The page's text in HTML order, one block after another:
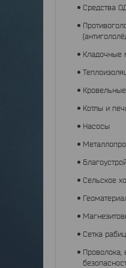
Средства
Кладочные
Котлы и
Насосы
Сельское
Сетка
Проволока,